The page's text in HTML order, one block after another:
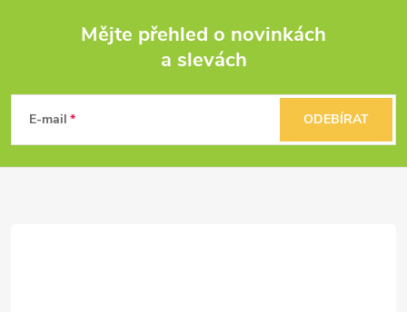
p
Mějte přehled o novinkách
a slevách
E-mail ODEBÍRAT